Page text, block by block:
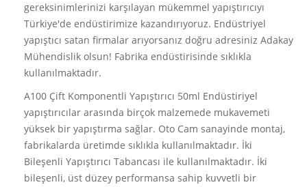
gereksinimlerinizi karşılayan mükemmel yapıştırıcıyı
Türkiye'de endüstirimize kazandırıyoruz. Endüstriyel
yapıştıcı satan firmalar arıyorsanız doğru adresiniz Adakay
Mühendislik olsun! Fabrika endüstirisinde sıklıkla
kullanılmaktadır.
A100 Çift Komponentli Yapıştırıcı 50ml Endüstiriyel
yapıştırıcılar arasında birçok malzemede mukavemeti
yüksek bir yapıştırma sağlar. Oto Cam sanayinde montaj,
fabrikalarda üretimde sıklıkla kullanılmaktadır. İki
Bileşenli Yapıştırıcı Tabancası ile kullanılmaktadır. İki
bileşenli, üst düzey performansa sahip kuvvetli bir